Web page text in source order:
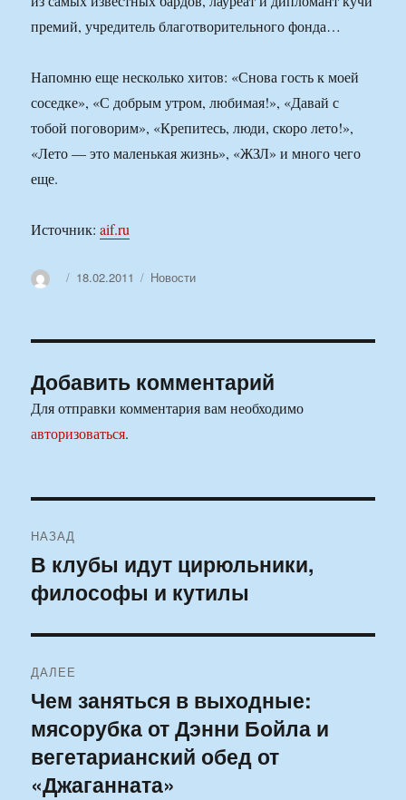
премий, учредитель благотворительного фонда…
Напомню еще несколько хитов: «Снова гость к моей
соседке», «С добрым утром, любимая!», «Давай с
тобой поговорим», «Крепитесь, люди, скоро лето!»,
«Лето — это маленькая жизнь», «ЖЗЛ» и много чего
еще.
Источник:aif.ru
АвторОпубликовано
18.02.2011 Рубрики
Новости
Добавить комментарий
Для отправки комментария вам необходимо
авторизоваться.
по
записям
НАЗАД
Предыдущая
запись:
В клубы идут цирюльники,
философы и кутилы
ДАЛЕЕ
Следующая
запись:
Чем заняться в выходные:
мясорубка от Дэнни Бойла и
вегетарианский обед от
«Джаганната»